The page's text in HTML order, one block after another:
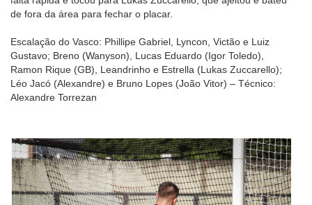
de fora da área para fechar o placar.
Escalação do Vasco: Phillipe Gabriel, Lyncon, Victão e Luiz
Gustavo; Breno (Wanyson), Lucas Eduardo (Igor Toledo),
Ramon Rique (GB), Leandrinho e Estrella (Lukas Zuccarello);
Léo Jacó (Alexandre) e Bruno Lopes (João Vitor) – Técnico:
Alexandre Torrezan